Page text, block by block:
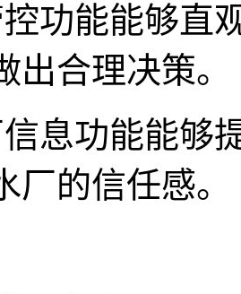
功能能够直
出合理决策。
息功能能够
厂的信任感。